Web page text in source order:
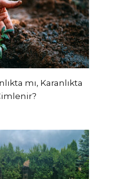
mı, Karanlıkta